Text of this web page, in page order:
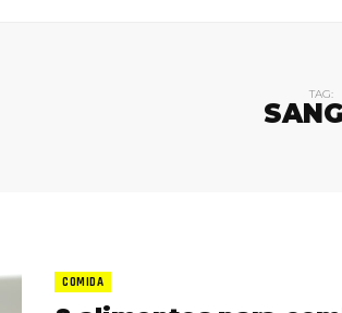
TAG:
COMIDA